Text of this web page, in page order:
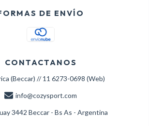
DE ENVÍO
CONTACTANOS
(Beccar) // 11 6273-0698 (Web)
info@cozysport.com
3442 Beccar - Bs As - Argentina